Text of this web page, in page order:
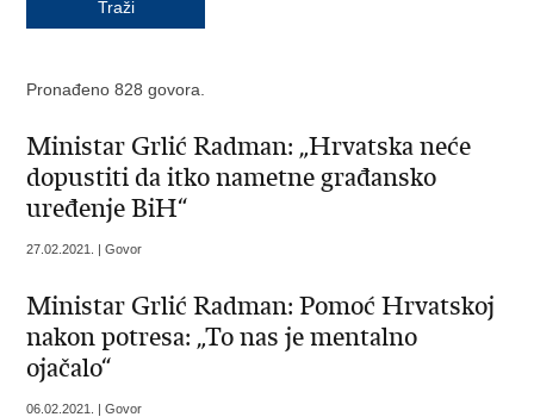
Pronađeno 828 govora.
Ministar Grlić Radman: „Hrvatska neće
dopustiti da itko nametne građansko
uređenje BiH“
27.02.2021. | Govor
Ministar Grlić Radman: Pomoć Hrvatskoj
nakon potresa: „To nas je mentalno
ojačalo“
06.02.2021. | Govor